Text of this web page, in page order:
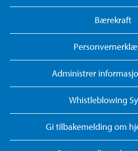
Bærekraft
Administrer
Whistleblowing
Gi tilbakemelding om